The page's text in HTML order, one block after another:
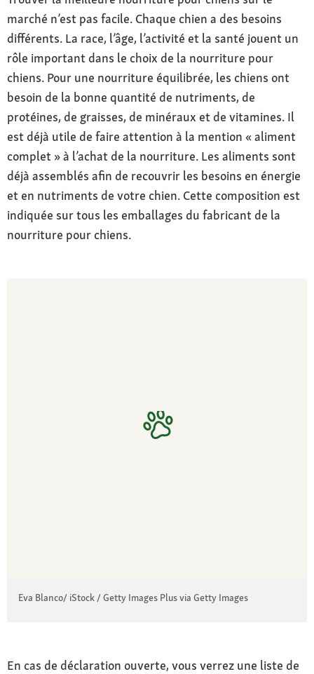
marché n’est pas facile. Chaque chien a des besoins
différents. La race, l’âge, l’activité et la santé jouent un
rôle important dans le choix de la nourriture pour
chiens. Pour une nourriture équilibrée, les chiens ont
besoin de la bonne quantité de nutriments, de
protéines, de graisses, de minéraux et de vitamines. Il
est déjà utile de faire attention à la mention « aliment
complet » à l’achat de la nourriture. Les aliments sont
déjà assemblés afin de recouvrir les besoins en énergie
et en nutriments de votre chien. Cette composition est
indiquée sur tous les emballages du fabricant de la
nourriture pour chiens.
Eva Blanco/ iStock / Getty Images Plus via Getty Images
En cas de déclaration ouverte, vous verrez une liste de